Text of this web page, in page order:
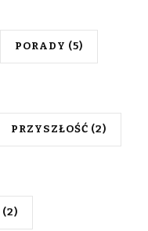
PORADY (5)
PRZYSZŁOŚĆ (2)
(2)